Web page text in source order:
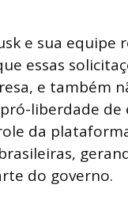
e sua equipe
essas
e também
liberdade de
da
do governo.